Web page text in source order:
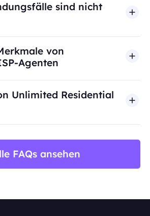
sind nicht
keinen Betrug, Spam,
von
Agenten
Unlimited Residential
FAQs ansehen